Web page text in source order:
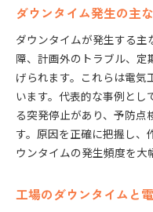
生産効率を高め
ダウンタイム
設備点検と電気
現場で活きる
予防保全で電気工事
予防保全型電気
定期点検と電気
設備劣化を見
予防保全によ
ダウンタイム発生の主
ダウンタイムが発生する
障、計画外のトラブル、
げられます。これらは電気
います。代表的な事例とし
る突発停止があり、予防点
す。原因を正確に把握し、
ウンタイムの発生頻度を大
工場のダウンタイムと